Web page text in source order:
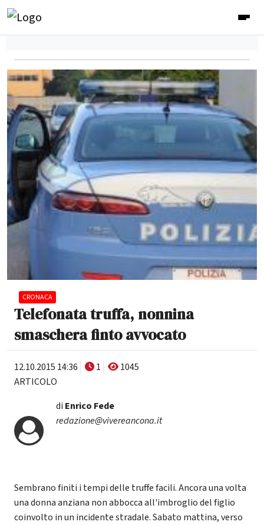
CRONACA
Telefonata truffa, nonnina
smaschera finto avvocato
12.10.2015 14:36 1
1045
ARTICOLO
di Enrico Fede
redazione@vivereancona.it
Sembrano finiti i tempi delle truffe facili. Ancora una volta
una donna anziana non abbocca all'imbroglio del figlio
coinvolto in un incidente stradale. Sabato mattina, verso